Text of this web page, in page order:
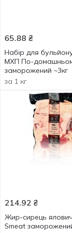
65.88 ₴
Набір для
МХП По-
заморожений ~3кг
за 1 кг
214.92 ₴
Жир-сирець
Smeat